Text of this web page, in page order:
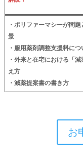
・ポリファーマシーが問
景
・服用薬剤調整支援料につ
・外来と在宅における「
え方
・減薬提案書の書き方
お